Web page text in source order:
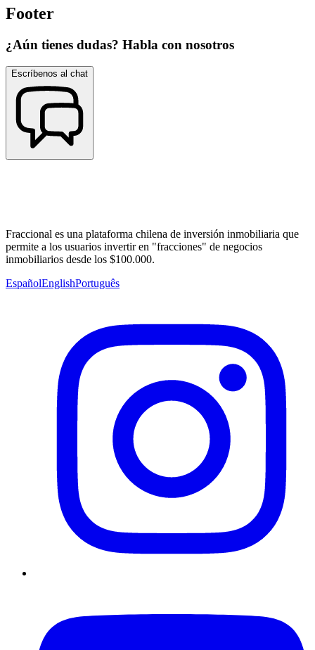
Footer
¿Aún tienes dudas? Habla con nosotros
Escríbenos al chat
Fraccional es una plataforma chilena de inversión inmobiliaria que
permite a los usuarios invertir en "fracciones" de negocios
inmobiliarios desde los $100.000.
EspañolEnglishPortuguês